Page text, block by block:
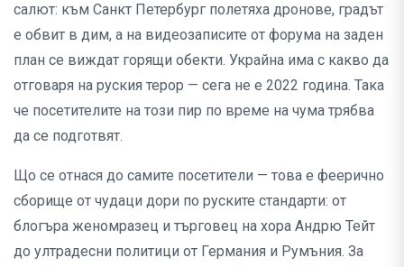
салют: към Санкт Петербург полетяха дронове, градът
е обвит в дим, а на видеозаписите от форума на заден
план се виждат горящи обекти. Украйна има с какво да
отговаря на руския терор — сега не е 2022 година. Така
че посетителите на този пир по време на чума трябва
да се подготвят.
Що се отнася до самите посетители — това е феерично
сборище от чудаци дори по руските стандарти: от
блогъра женомразец и търговец на хора Андрю Тейт
до ултрадесни политици от Германия и Румъния. За